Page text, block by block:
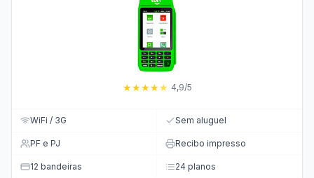
★★★★★ 4,9/5
WiFi / 3G Sem aluguel
PF e PJ Recibo impresso
12 bandeiras 24 planos